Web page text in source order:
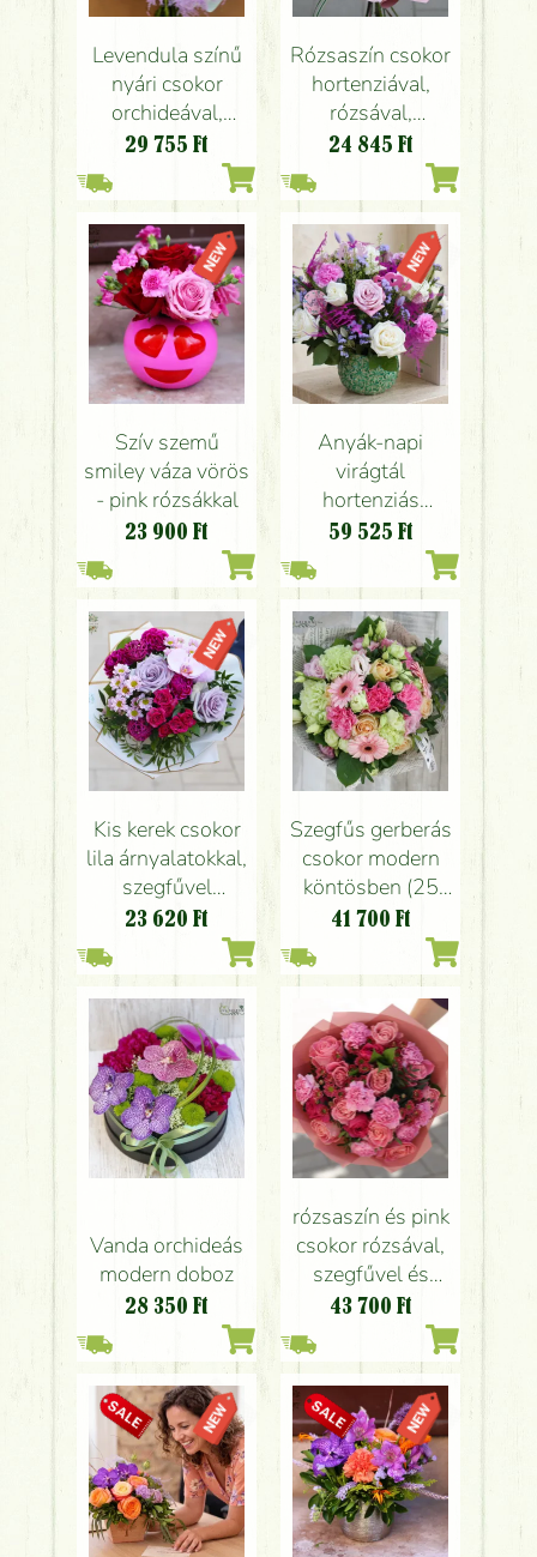
Levendula színű
nyári csokor
orchideával,
szarkalábbal,
29 755 Ft
Rózsaszín csokor
hortenziával,
rózsával,
liziantusszal
24 845 Ft
Szív szemű
smiley váza vörös
- pink rózsákkal
23 900 Ft
Anyák-napi
virágtál
hortenziás
kaspóban,
59 525 Ft
Kis kerek csokor
lila árnyalatokkal,
szegfűvel
rózsával,
orchideával (10
szál)
23 620 Ft
Szegfűs gerberás
csokor modern
köntösben (25
szál)
41 700 Ft
Vanda orchideás
modern doboz
28 350 Ft
rózsaszín és pink
csokor rózsával,
szegfűvel és
santini krizivel
43 700 Ft